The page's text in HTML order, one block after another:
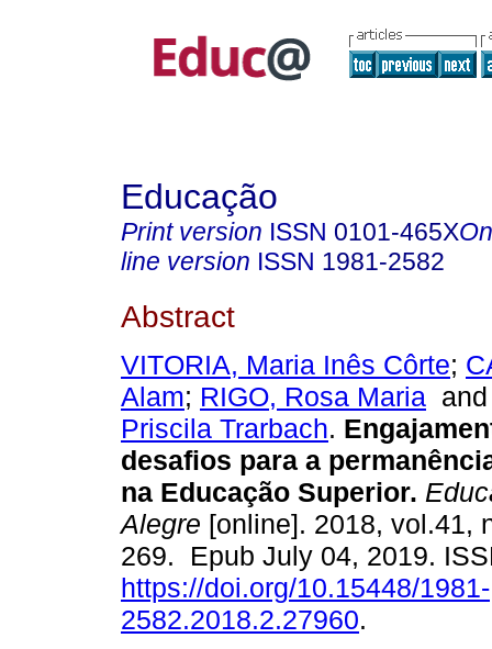
Educação
Print version ISSN 0101-465X
line version ISSN 1981-2582
Abstract
VITORIA, Maria Inês Côrte;
Alam; RIGO, Rosa Maria
Priscila Trarbach.
desafios para a
na Educação Superior.
Alegre [online]. 2018, vol.41,
269. Epub July 04, 2019.
https://doi.org/10.15448/1981-
2582.2018.2.27960.